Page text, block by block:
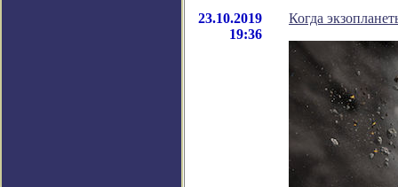
23.10.2019
19:36
Когда